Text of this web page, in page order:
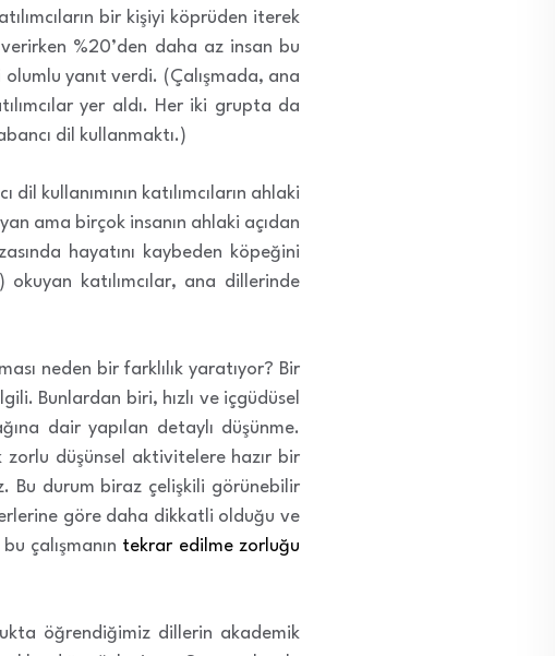
bir kişiyi köprüden iterek
%20’den daha az insan bu
olumlu yanıt verdi. (Çalışmada, ana
yer aldı. Her iki grupta da
dil kullanmaktı.)
kullanımının katılımcıların ahlaki
ama birçok insanın ahlaki açıdan
hayatını kaybeden köpeğini
katılımcılar, ana dillerinde
neden bir farklılık yaratıyor? Bir
Bunlardan biri, hızlı ve içgüdüsel
dair yapılan detaylı düşünme.
zorlu düşünsel aktivitelere hazır bir
Bu durum biraz çelişkili görünebilir
göre daha dikkatli olduğu ve
çalışmanın tekrar edilme zorluğu
öğrendiğimiz dillerin akademik